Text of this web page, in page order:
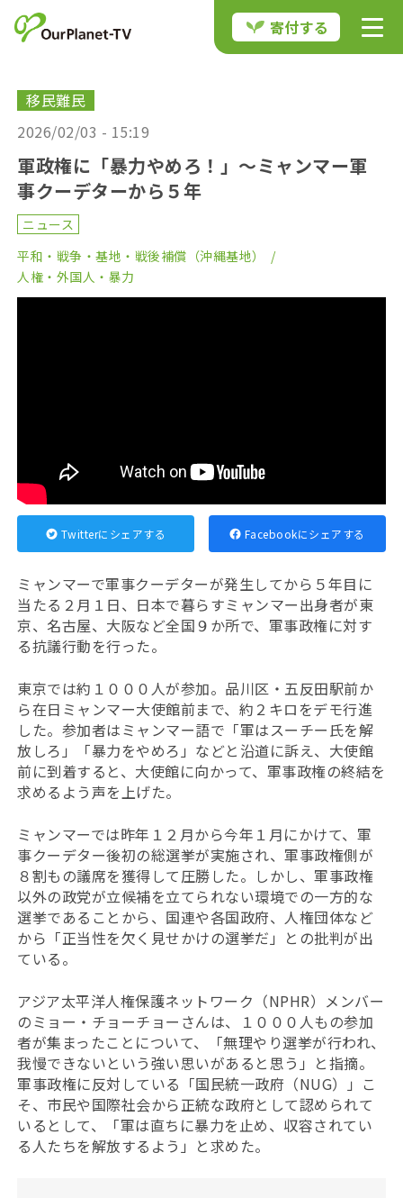
寄付する
移民難民
2026/02/03 - 15:19
軍政権に「暴力やめろ！」〜ミャンマー軍
事クーデターから５年
ニュース
平和・戦争・基地・戦後補償（沖縄基地）
人権・外国人・暴力
Twitterにシェアする Facebookにシェアする
ミャンマーで軍事クーデターが発生してから５年目に
当たる２月１日、 日本で暮らすミャンマー出身者が東
京、名古屋、大阪など全国９か所で、軍事政権に対す
る抗議行動を行った。
東京では約１０００人が参加。品川区・五反田駅前か
ら在日ミャンマー大使館前まで、約２キロをデモ行進
した。参加者はミャンマー語で「軍はスーチー氏を解
放しろ」「暴力をやめろ」などと沿道に訴え、大使館
前に到着すると、大使館に向かって、軍事政権の終結を
求めるよう声を上げた。
ミャンマーでは昨年１２月から今年１月にかけて、 軍
事クーデター後初の総選挙が実施され、軍事政権側が
８割もの議席を獲得して圧勝した。しかし、軍事政権
以外の政党が立候補を立てられない環境での一方的な
選挙であることから、国連や各国政府、人権団体など
から「正当性を欠く見せかけの選挙だ」との批判が出
ている。
アジア太平洋人権保護ネットワーク（NPHR）メンバー
のミョー・チョーチョーさんは、１０００人もの参加
者が集まったことについて、「無理やり選挙が行われ、
我慢できないという強い思いがあると思う」と指摘。
軍事政権に反対している「国民統一政府（NUG）」こ
そ、市民や国際社会から正統な政府として認められて
いるとして、
「軍は直ちに暴力を止め、収容されてい
る人たちを解放するよう」と求めた。